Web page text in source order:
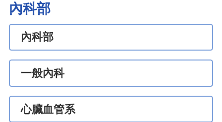
內科部
內科部
一般內科
心臟血管系